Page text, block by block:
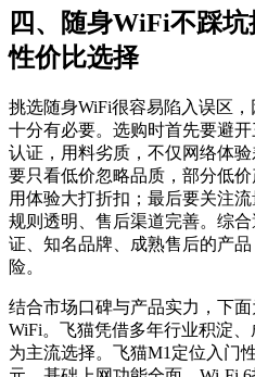
四、随身WiFi不踩
性价比选择
挑选随身WiFi很容易陷入误区
十分有必要。选购时首先要避
认证，用料劣质，不仅网络体
要只看低价忽略品质，部分低
用体验大打折扣；最后要关注
规则透明、售后渠道完善。综
证、知名品牌、成熟售后的产
险。
结合市场口碑与产品实力，下
WiFi。飞猫凭借多年行业积淀
为主流选择。飞猫M1定位入门